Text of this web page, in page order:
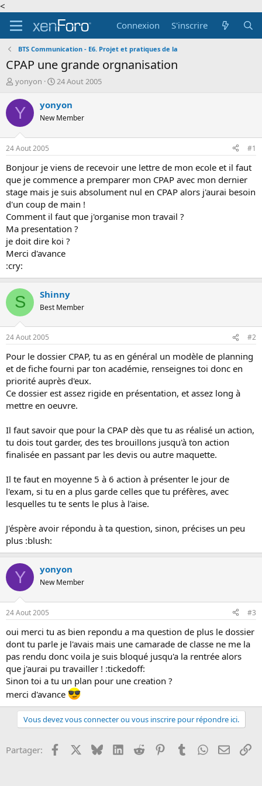
<
Connexion
S'inscrire
BTS Communication - E6. Projet et pratiques de la
CPAP une grande orgnanisation
A
t
e
r
d
e
l
d
i
s
c
u
s
i
o
n
yonyon
D
t
e
d
é
b
t
24 Aout 2005
Y yonyon
New Member
24 Aout 2005 #1
Bonjour je viens de recevoir une lettre de mon ecole et il faut
que je commence a premparer mon CPAP avec mon dernier
stage mais je suis absolument nul en CPAP alors j'aurai besoin
d'un coup de main !
Comment il faut que j'organise mon travail ?
Ma presentation ?
je doit dire koi ?
Merci d'avance
:cry:
S Shinny
Best Member
24 Aout 2005 #2
Pour le dossier CPAP, tu as en général un modèle de planning
et de fiche fourni par ton académie, renseignes toi donc en
priorité auprès d'eux.
Ce dossier est assez rigide en présentation, et assez long à
mettre en oeuvre.
Il faut savoir que pour la CPAP dès que tu as réalisé un action,
tu dois tout garder, des tes brouillons jusqu'à ton action
finalisée en passant par les devis ou autre maquette.
Il te faut en moyenne 5 à 6 action à présenter le jour de
l'exam, si tu en a plus garde celles que tu préfères, avec
lesquelles tu te sents le plus à l'aise.
J'éspère avoir répondu à ta question, sinon, précises un peu
plus :blush:
Y yonyon
New Member
24 Aout 2005 #3
oui merci tu as bien repondu a ma question de plus le dossier
dont tu parle je l'avais mais une camarade de classe ne me la
pas rendu donc voila je suis bloqué jusqu'a la rentrée alors
que j'aurai pu travailler ! :tickedoff:
Sinon toi a tu un plan pour une creation ?
merci d'avance
Vous devez vous connecter ou vous inscrire pour répondre ici.
Partager: Facebook BlueskyLinkedInReddit PinterestTumblrWhatsApp
Email